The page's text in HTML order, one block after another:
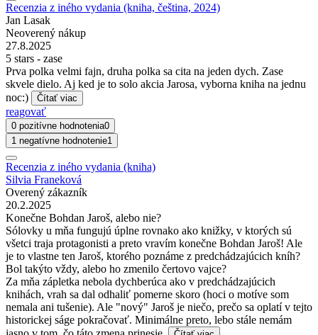
Recenzia z iného vydania (kniha, čeština, 2024)
Jan Lasak
Neoverený nákup
27.8.2025
5 stars - zase
Prva polka velmi fajn, druha polka sa cita na jeden dych. Zase
skvele dielo. Aj ked je to solo akcia Jarosa, vyborna kniha na jednu
noc:)
Čítať viac
reagovať
0 pozitívne hodnotenia0
1 negatívne hodnotenie1
Recenzia z iného vydania (kniha)
Silvia Franeková
Overený zákazník
20.2.2025
Konečne Bohdan Jaroš, alebo nie?
Sólovky u mňa fungujú úplne rovnako ako knižky, v ktorých sú
všetci traja protagonisti a preto vravím konečne Bohdan Jaroš! Ale
je to vlastne ten Jaroš, ktorého poznáme z predchádzajúcich kníh?
Bol takýto vždy, alebo ho zmenilo čertovo vajce?
Za mňa zápletka nebola dychberúca ako v predchádzajúcich
knihách, vrah sa dal odhaliť pomerne skoro (hoci o motíve som
nemala ani tušenie). Ale "nový" Jaroš je niečo, prečo sa oplatí v tejto
historickej ságe pokračovať. Minimálne preto, lebo stále nemám